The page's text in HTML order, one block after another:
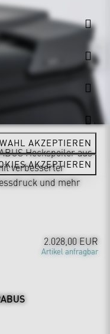
Heckspoiler aus
verbesserter
und mehr
2.028,00 EUR
Artikel anfragbar
AKZEPTIEREN
AKZEPTIEREN